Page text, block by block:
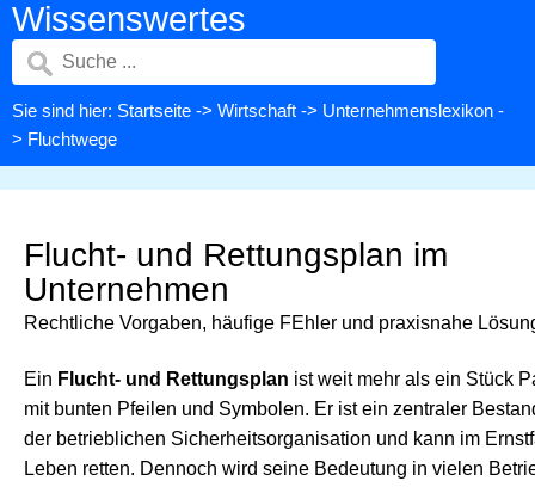
Wissenswertes
Sie sind hier: Startseite -> Wirtschaft -> Unternehmenslexikon -
> Fluchtwege
Flucht- und Rettungsplan im
Unternehmen
Rechtliche Vorgaben, häufige FEhler und praxisnahe
Ein Flucht- und Rettungsplan ist weit mehr als ein Stück
mit bunten Pfeilen und Symbolen. Er ist ein zentraler
der betrieblichen Sicherheitsorganisation und kann im
Leben retten. Dennoch wird seine Bedeutung in vielen